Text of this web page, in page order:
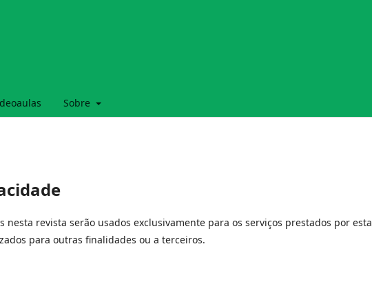
Sobre
nesta revista serão usados exclusivamente para os serviços prestados por esta
para outras finalidades ou a terceiros.